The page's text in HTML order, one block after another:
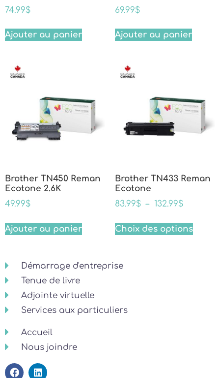
74.99$
Ajouter au panier
69.99$
Ajouter au panier
Brother TN450 Reman
Ecotone 2.6K
49.99$
Ajouter au panier
Brother TN433 Reman
Ecotone
83.99$ – 132.99$
Choix des options
Démarrage d'entreprise
Tenue de livre
Adjointe virtuelle
Services aux particuliers
Accueil
Nous joindre